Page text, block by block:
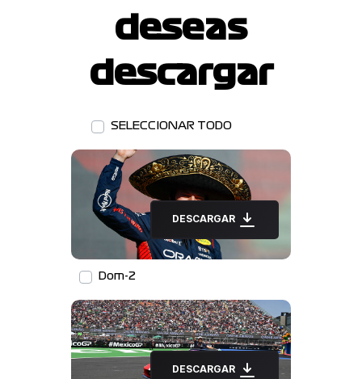
deseas
descargar
SELECCIONAR TODO
DESCARGAR
Dom-2
DESCARGAR